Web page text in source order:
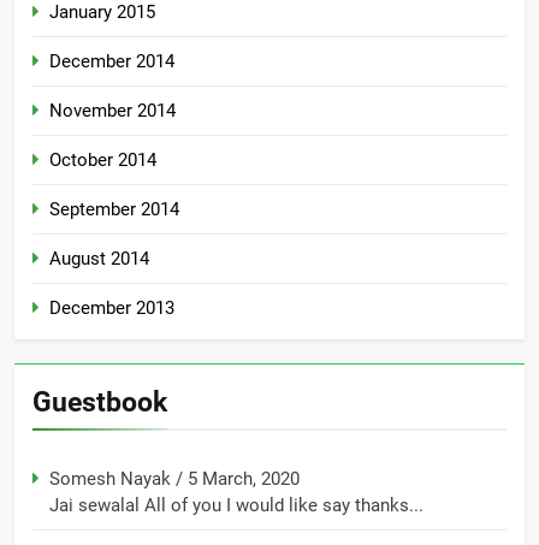
January 2015
December 2014
November 2014
October 2014
September 2014
August 2014
December 2013
Guestbook
Somesh Nayak / 5 March, 2020
Jai sewalal All of you I would like say thanks...